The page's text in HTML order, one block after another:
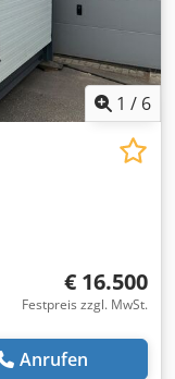
Sie sich
setzen.
1 / 6
€ 16.500
Festpreis zzgl. MwSt.
Anrufen